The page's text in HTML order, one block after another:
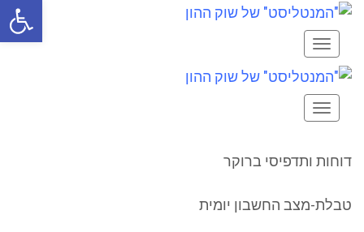
תפריט
תפריט
דוחות ותדפיסי ברוקר
טבלת-מצב החשבון יומית
פתח